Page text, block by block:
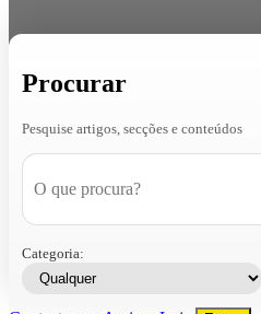
Procurar
Pesquise artigos, secções e conteúdos
Categoria: